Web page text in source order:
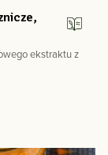
ekstraktu z